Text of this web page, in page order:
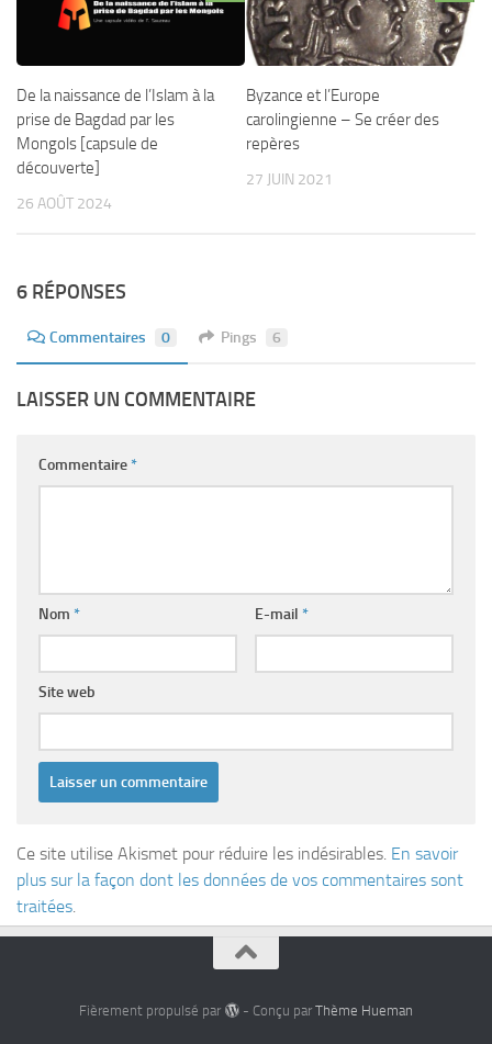
De la naissance de l’Islam à la
prise de Bagdad par les
Mongols [capsule de
découverte]
26 AOÛT 2024
Byzance et l’Europe
carolingienne – Se créer des
repères
27 JUIN 2021
6 RÉPONSES
Commentaires 0 Pings 6
LAISSER UN COMMENTAIRE
Commentaire*
Nom * E-mail *
Site web
Ce site utilise Akismet pour réduire les indésirables. En savoir
plus sur la façon dont les données de vos commentaires sont
traitées.
Fièrement propulsé par - Conçu par Thème Hueman